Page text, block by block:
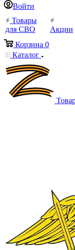
Войти
Товары
для СВО
Акции
Корзина 0
Каталог